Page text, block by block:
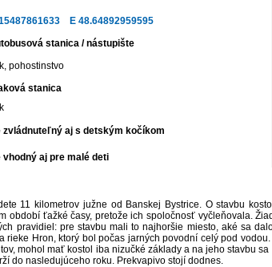
E 48.64892959595
stanica / nástupište
pohostinstvo
stanica
zvládnuteľný aj s detským kočíkom
vhodný aj pre malé deti
11 kilometrov južne od Banskej Bystrice. O stavbu
období ťažké časy, pretože ich spoločnosť vyčleňovala.
pravidiel: pre stavbu mali to najhoršie miesto, aké sa
rieke Hron, ktorý bol počas jarných povodní celý pod
mohol mať kostol iba nizučké základy a na jeho stavbu
do nasledujúceho roku. Prekvapivo stojí dodnes.